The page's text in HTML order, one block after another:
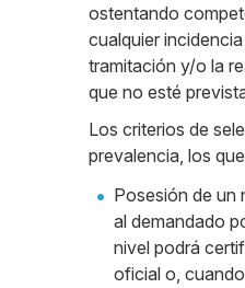
ostentando
cualquier
tramitación y/o la
que no esté
Los criterios de
prevalencia, los
Posesión de un
al demandado
nivel podrá
oficial o,